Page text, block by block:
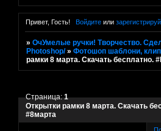
Привет, Гость! Войдитеили
»ОчУмелые ручки! Творчество.
Photoshop/ »Фотошоп шаблони,
рамки 8 марта. Скачать бесплатно.
Открытки рамки 8 марта. Скачать
#8марта
Страница:1